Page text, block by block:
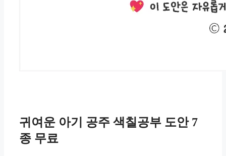
귀여운 아기 공주 색칠공부 도안 7
종 무료